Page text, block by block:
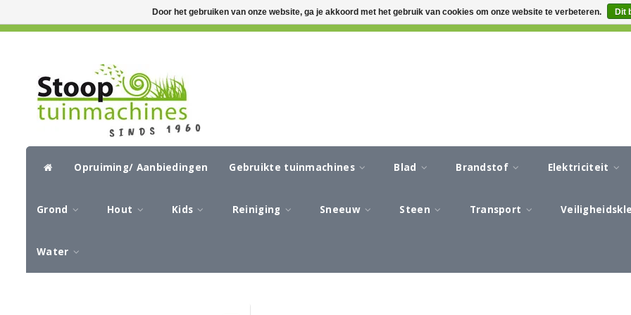
GRATIS VERZENDING VANAF €50,- CIRCA 3-5 WERKDAGEN LEVERTIJD AFREKENEN IN EEN
Opruiming/ Aanbiedingen Gebruikte tuinmachines Blad Brandstof Elektriciteit
Grond Hout Kids Reiniging Sneeuw Steen Transport
Water
Door het gebruiken van onze website, ga je akkoord met het gebruik van cookies om onze website te verbeteren. Dit